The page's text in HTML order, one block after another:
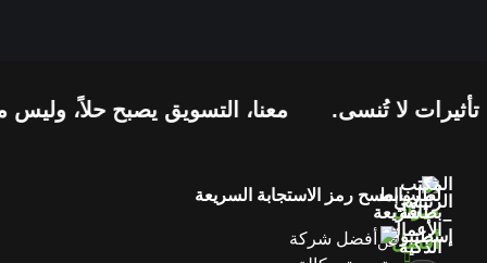
معنا، التسويق يصبح حلاً، وليس لا تُنسى.
المكتب
الرئيسي
–
إسطنبول
لطلب
بطاقة
الأعمال
الذكية
روابط
سريعة
عن
امسح رمز الاستجابة السريعة